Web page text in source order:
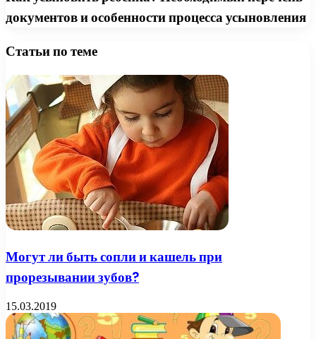
документов и особенности процесса усыновления
Статьи по теме
Могут ли быть сопли и кашель при
прорезывании зубов?
15.03.2019